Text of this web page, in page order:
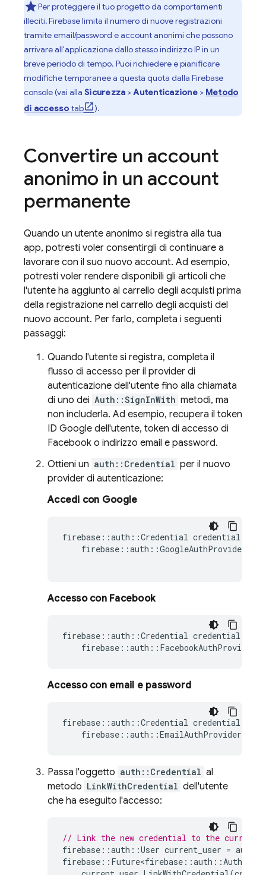
Per proteggere il tuo progetto da comportamenti
illeciti, Firebase limita il numero di nuove registrazioni
tramite email/password e account anonimi che possono
arrivare all'applicazione dallo stesso indirizzo IP in un
breve periodo di tempo. Puoi richiedere e pianificare
modifiche temporanee a questa quota dalla Firebase
console (vai alla Sicurezza >Autenticazione> Metodo
di accesso tab ).
Convertire un account
anonimo in un account
permanente
Quando un utente anonimo si registra alla tua
app, potresti voler consentirgli di continuare a
lavorare con il suo nuovo account. Ad esempio,
potresti voler rendere disponibili gli articoli che
l'utente ha aggiunto al carrello degli acquisti prima
della registrazione nel carrello degli acquisti del
nuovo account. Per farlo, completa i seguenti
passaggi:
Quando l'utente si registra, completa il
flusso di accesso per il provider di
autenticazione dell'utente fino alla chiamata
di uno dei Auth::SignInWith metodi, ma
non includerla. Ad esempio, recupera il token
ID Google dell'utente, token di accesso di
Facebook o indirizzo email e password.
Ottieni un auth::Credential per il nuovo
provider di autenticazione:
Accedi con Google
firebase ::auth ::Credential credential
firebase ::auth ::GoogleAuthProvider
Accesso con Facebook
firebase ::auth ::Credential credential
firebase ::auth :: FacebookAuthProvider
Accesso con email e password
firebase ::auth ::Credential credential
firebase ::auth ::EmailAuthProvider
Passa l'oggetto auth::Credential al
metodo LinkWithCredential dell'utente
che ha eseguito l'accesso:
// Link the new credential to the
firebase ::auth ::User current_user = auth
firebase :: Future<firebase ::auth ::